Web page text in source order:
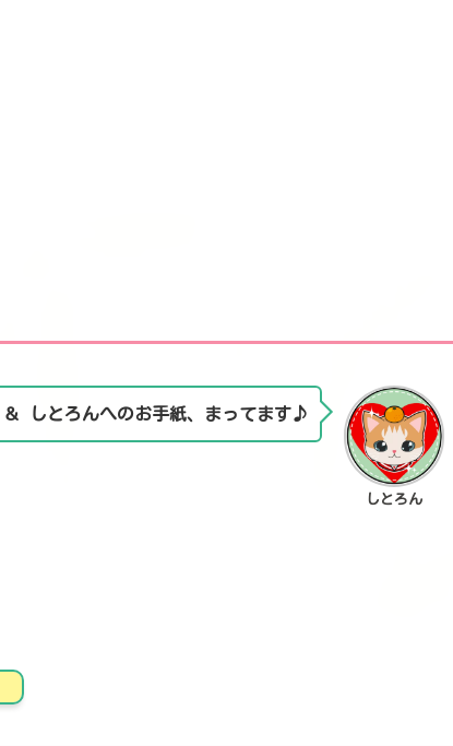
しとろん
しとろんへのお手紙、まってます♪